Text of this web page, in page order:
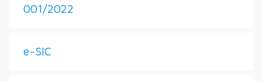
001/2022
e-SIC